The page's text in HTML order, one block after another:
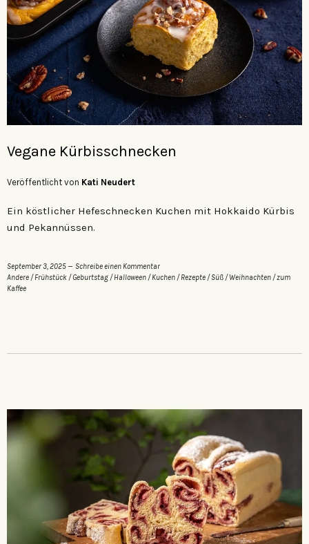
Vegane Kürbisschnecken
Veröffentlicht von Kati Neudert
Ein köstlicher Hefeschnecken Kuchen mit Hokkaido Kürbis
und Pekannüssen.
September 3, 2025
Schreibe einen Kommentar
Andere /Frühstück /Geburtstag /Halloween /Kuchen /Rezepte /Süß /Weihnachten /zum
Kaffee